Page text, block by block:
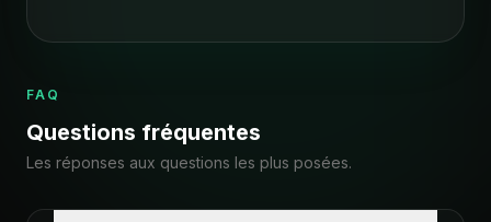
FAQ
Questions fréquentes
Les réponses aux questions les plus posées.